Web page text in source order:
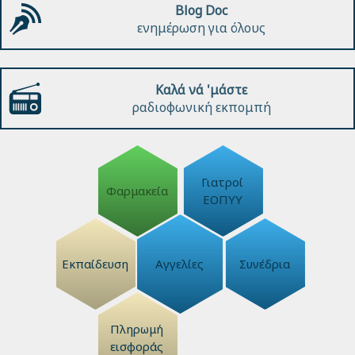
Blog Doc
ενημέρωση για όλους
Καλά νά 'μάστε
ραδιοφωνική εκπομπή
Φαρμακεία
Γιατροί
ΕΟΠΥΥ
Εκπαίδευση Αγγελίες Συνέδρια
Πληρωμή
εισφοράς